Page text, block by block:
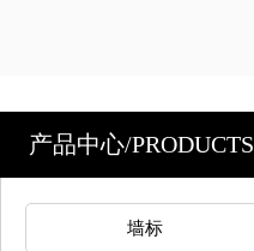
产品中心/PRODUCTS
墙标